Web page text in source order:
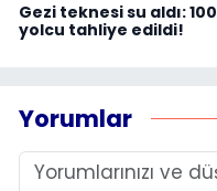
Gezi teknesi su aldı: 100
yolcu tahliye edildi!
Yorumlar